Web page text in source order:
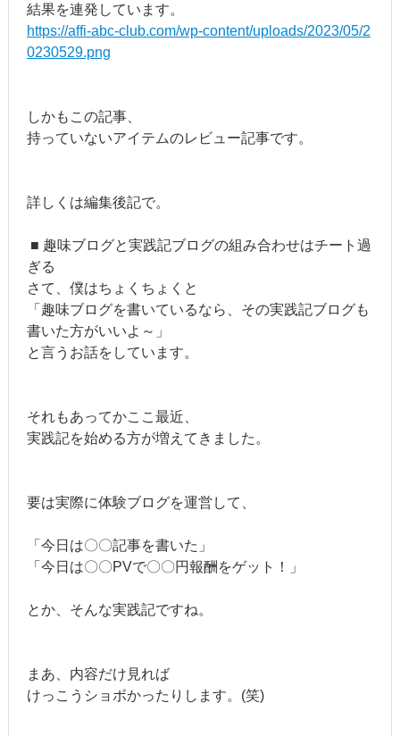
結果を連発しています。
https://affi-abc-club.com/wp-content/uploads/2023/05/2
0230529.png
しかもこの記事、
持っていないアイテムのレビュー記事です。
詳しくは編集後記で。
■ 趣味ブログと実践記ブログの組み合わせはチート過
ぎる
さて、僕はちょくちょくと
「趣味ブログを書いているなら、その実践記ブログも
書いた方がいいよ～」
と言うお話をしています。
それもあってかここ最近、
実践記を始める方が増えてきました。
要は実際に体験ブログを運営して、
「今日は〇〇記事を書いた」
「今日は〇〇PVで〇〇円報酬をゲット！」
とか、そんな実践記ですね。
まあ、内容だけ見れば
けっこうショボかったりします。(笑)